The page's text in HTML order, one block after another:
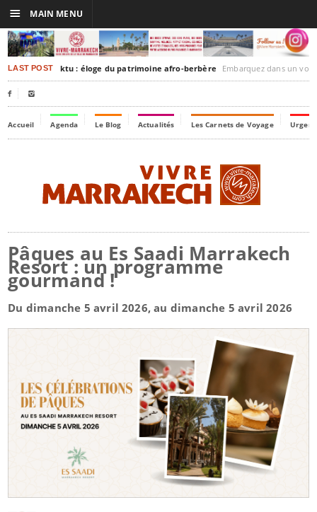
LAST POSTTimbuktu : éloge du patrimoine afro-berbère Embarquez dans un voyage culturel dans le
 
Accueil Agenda Le Blog Actualités Les Carnets de Voyage
Pâques au Es Saadi Marrakech
Resort : un programme
gourmand !
Du dimanche 5 avril 2026, au dimanche 5 avril 2026
☰ MAIN MENU